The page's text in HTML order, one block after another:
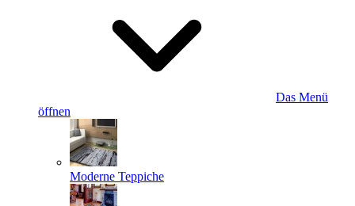
Das Menü
öffnen
Moderne Teppiche